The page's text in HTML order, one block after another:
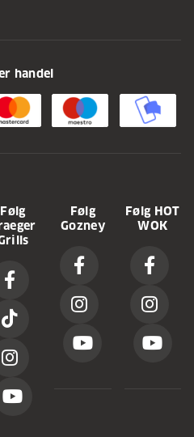
handel
Følg
Følg
Gozney
Følg HOT
WOK